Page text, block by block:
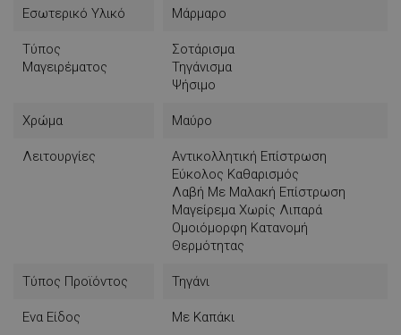
Εσωτερικό Υλικό Μάρμαρο
Τύπος
Μαγειρέματος
Σοτάρισμα
Τηγάνισμα
Ψήσιμο
Χρώμα Μαύρο
Λειτουργίες
Αντικολλητική Επίστρωση
Εύκολος Καθαρισμός
Λαβή Με Μαλακή Επίστρωση
Μαγείρεμα Χωρίς Λιπαρά
Ομοιόμορφη Κατανομή
Θερμότητας
Τύπος Προϊόντος Τηγάνι
Ενα Είδος Με Καπάκι